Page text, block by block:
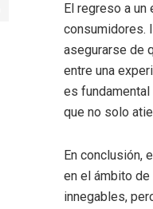
El regreso a
consumidores.
asegurarse de
entre una
es
que no solo
En conclusión,
en el ámbito
innegables,